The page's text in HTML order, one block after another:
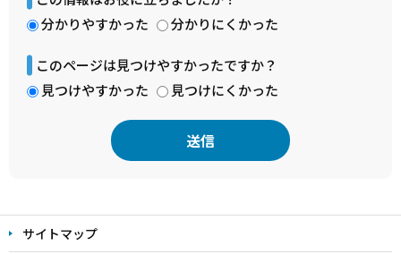
分かりやすかった
分かりにくかった
このページは見つけやすかったですか？
見つけやすかった
見つけにくかった
文
こ サイトマップ